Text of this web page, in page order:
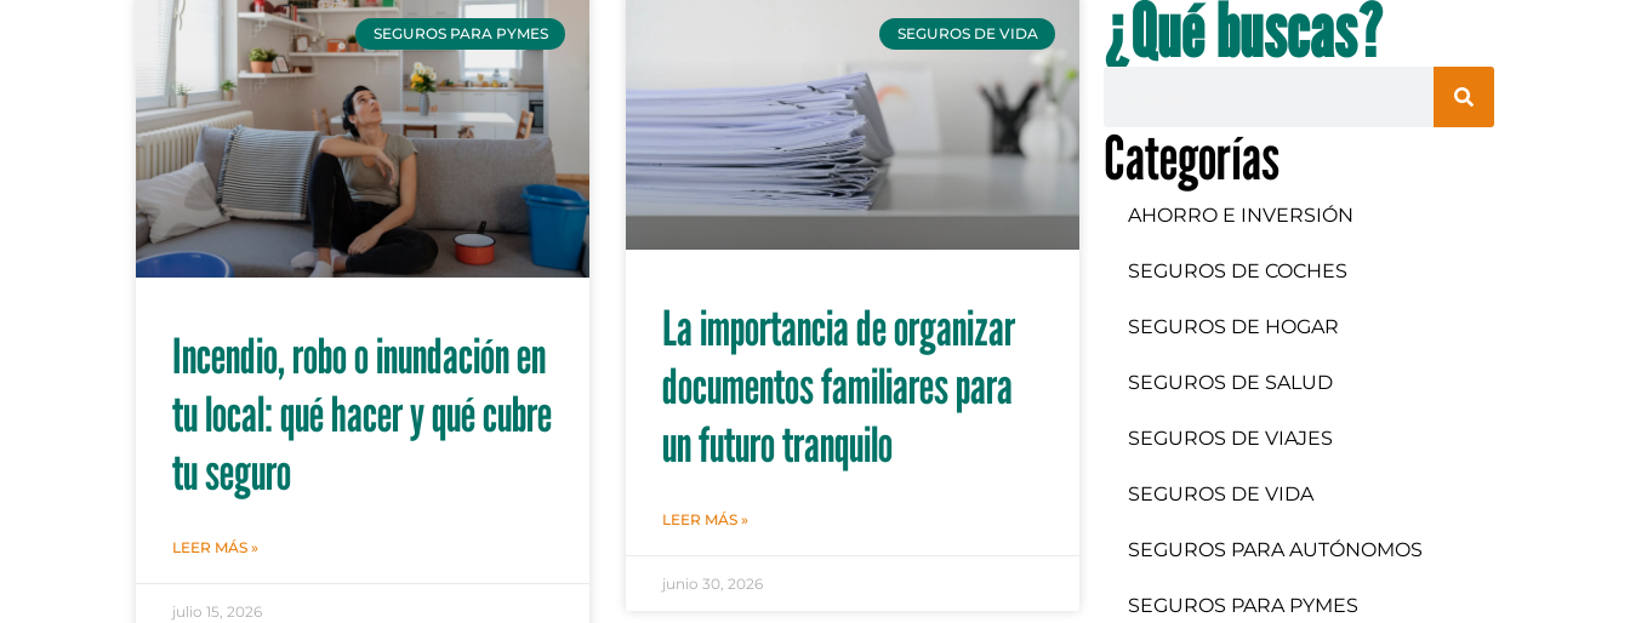
SEGUROS PARA PYMES
Incendio, robo o inundación en
tu local: qué hacer y qué cubre
tu seguro
LEER MÁS »
julio 15, 2026
SEGUROS DE VIDA
La importancia de organizar
documentos familiares para
un futuro tranquilo
LEER MÁS »
junio 30, 2026
¿Qué buscas?
Categorías
AHORRO E INVERSIÓN
SEGUROS DE COCHES
SEGUROS DE HOGAR
SEGUROS DE SALUD
SEGUROS DE VIAJES
SEGUROS DE VIDA
SEGUROS PARA AUTÓNOMOS
SEGUROS PARA PYMES